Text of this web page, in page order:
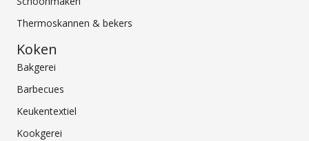
Thermoskannen & bekers
Koken
Bakgerei
Barbecues
Keukentextiel
Kookgerei